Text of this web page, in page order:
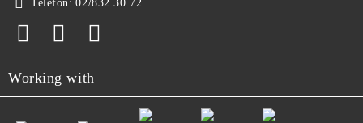
Telefon: 02/832 30 72
Working with